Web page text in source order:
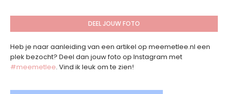
DEEL JOUW FOTO
Heb je naar aanleiding van een artikel op meemetlee.nl een
plek bezocht? Deel dan jouw foto op Instagram met
#meemetlee. Vind ik leuk om te zien!